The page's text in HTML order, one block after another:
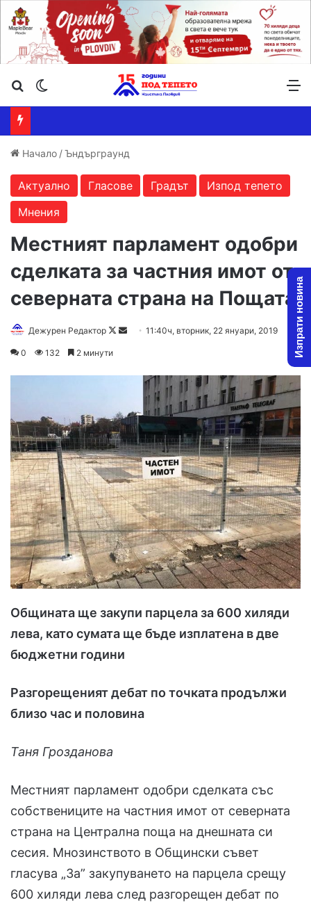
Търсене ...
Начало /Ъндърграунд
Актуално Гласове Градът
Изпод тепето
Мнения
Местният парламент одобри
сделката за частния имот от
северната страна на Пощата
Дежурен Редактор
F
w
o
n
X
n
e
m
a
i
l
11:40ч, вторник, 22 януари, 2019
0 132 2 минути
Общината ще закупи парцела за 600 хиляди
лева, като сумата ще бъде изплатена в две
бюджетни години
Разгорещеният дебат по точката продължи
близо час и половина
Таня Грозданова
Местният парламент одобри сделката със
собствениците на частния имот от северната
страна на Централна поща на днешната си
сесия. Мнозинството в Общински съвет
гласува „За” закупуването на парцела срещу
600 хиляди лева след разгорещен дебат по
Изпрати новина